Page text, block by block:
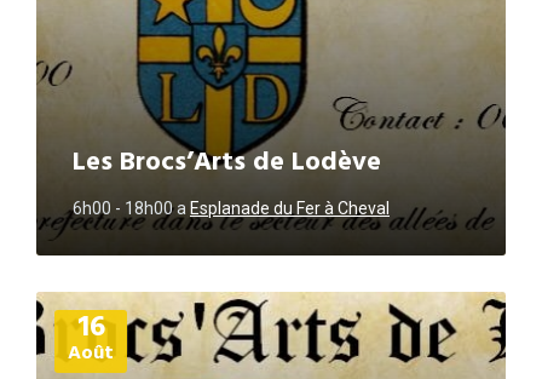
Les Brocs’Arts de Lodève
6h00 - 18h00a Esplanade du Fer à Cheval
16
Août
Plus
d'informations